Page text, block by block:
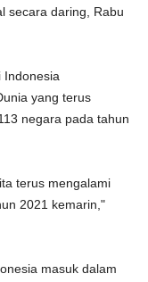
secara daring, Rabu
Indonesia
yang terus
negara pada tahun
terus mengalami
2021 kemarin,"
masuk dalam